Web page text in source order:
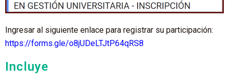
Ingresar al siguiente enlace para registrar su participación:
https://forms.gle/o8jUDeLTJtP64qRS8
Incluye